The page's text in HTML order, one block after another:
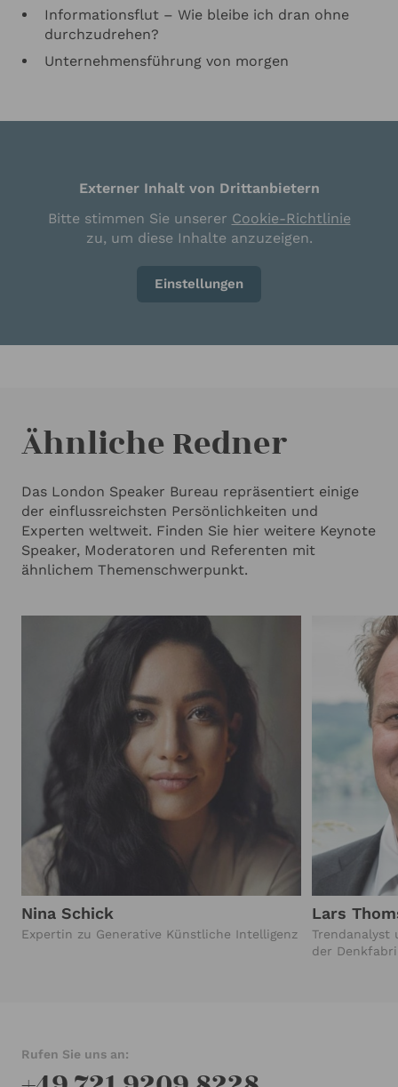
Informationsflut – Wie bleibe ich dran ohne
durchzudrehen?
Unternehmensführung von morgen
Externer Inhalt von Drittanbietern
Bitte stimmen Sie unserer Cookie-Richtlinie
zu, um diese Inhalte anzuzeigen.
Einstellungen
Ähnliche Redner
Das London Speaker Bureau repräsentiert einige
der einflussreichsten Persönlichkeiten und
Experten weltweit. Finden Sie hier weitere Keynote
Speaker, Moderatoren und Referenten mit
ähnlichem Themenschwerpunkt.
Nina Schick
Expertin zu Generative Künstliche Intelligenz
Lars
Trendanalyst
der
Rufen Sie uns an: